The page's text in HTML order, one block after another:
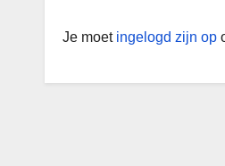
Je moet ingelogd zijn op